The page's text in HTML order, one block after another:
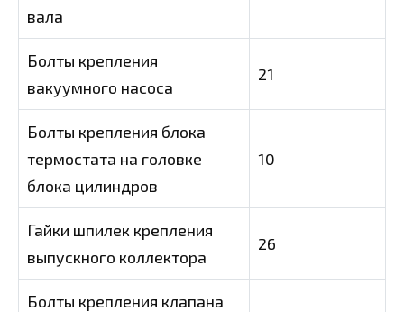
вала
Болты крепления
вакуумного насоса
21
Болты крепления блока
термостата на головке
блока цилиндров
10
Гайки шпилек крепления
выпускного коллектора
26
Болты крепления клапана